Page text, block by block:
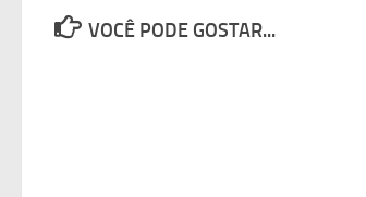
VOCÊ PODE GOSTAR...